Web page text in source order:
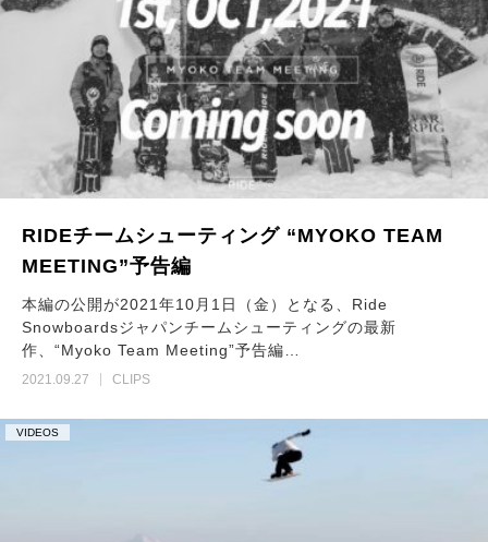
RIDEチームシューティング “MYOKO TEAM
MEETING”予告編
本編の公開が2021年10月1日（金）となる、Ride
Snowboardsジャパンチームシューティングの最新
作、“Myoko Team Meeting”予告編…
2021.09.27 CLIPS
VIDEOS